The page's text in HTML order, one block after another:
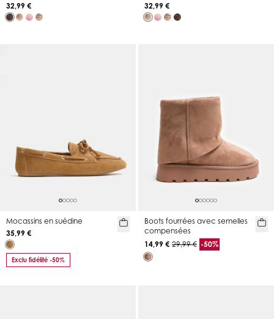
32,99 €
32,99 €
Mocassins en suédine
35,99 €
Exclu fidélité -50%
Boots fourrées avec semelles
compensées
14,99 € 29,99 € -50%